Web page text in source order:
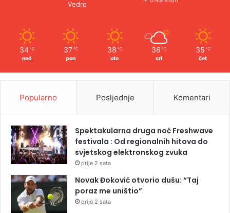
Vedro
34 ℃
ned
37 ℃
pon
38 ℃
uto
36 ℃
sri
35 ℃
čet
Popularno Posljednje Komentari
Spektakularna druga noć Freshwave
festivala : Od regionalnih hitova do
svjetskog elektronskog zvuka
prije 2 sata
Novak Đoković otvorio dušu: “Taj
poraz me uništio”
prije 2 sata